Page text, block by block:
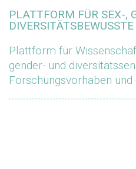
PLATTFORM FÜR SEX-,
Plattform für
gender- und
Forschungsvorhaben und